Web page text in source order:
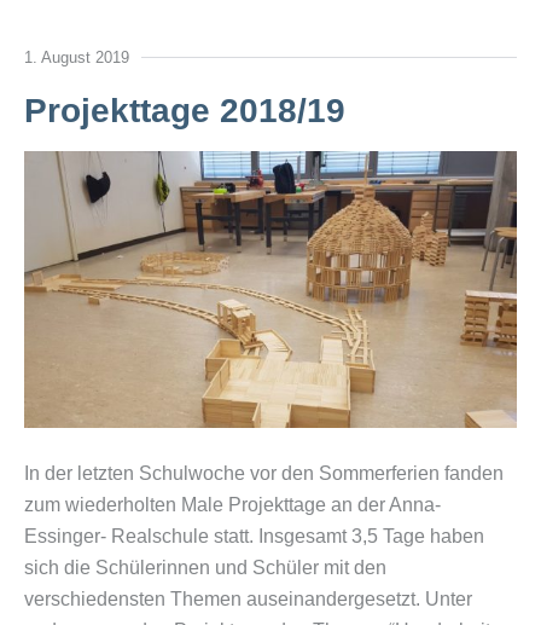
1. August 2019
Projekttage 2018/19
In der letzten Schulwoche vor den Sommerferien fanden
zum wiederholten Male Projekttage an der Anna-
Essinger- Realschule statt. Insgesamt 3,5 Tage haben
sich die Schülerinnen und Schüler mit den
verschiedensten Themen auseinandergesetzt. Unter